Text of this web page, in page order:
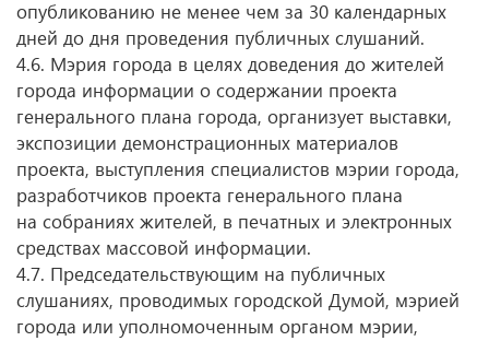
опубликованию не менее чем за 30 календарных
дней до дня проведения публичных слушаний.
4.6. Мэрия города в целях доведения до жителей
города информации о содержании проекта
генерального плана города, организует выставки,
экспозиции демонстрационных материалов
проекта, выступления специалистов мэрии города,
разработчиков проекта генерального плана
на собраниях жителей, в печатных и электронных
средствах массовой информации.
4.7. Председательствующим на публичных
слушаниях, проводимых городской Думой, мэрией
города или уполномоченным органом мэрии,